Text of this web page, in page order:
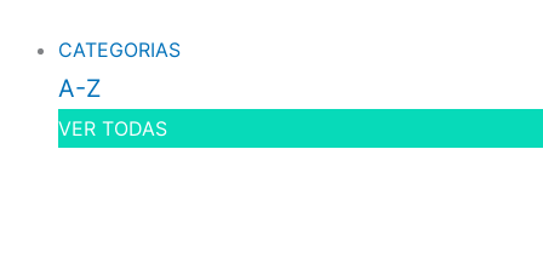
CATEGORIAS
A-Z
VER TODAS